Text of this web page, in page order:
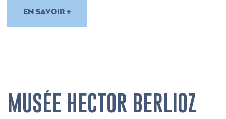
EN SAVOIR +
MUSÉE HECTOR BERLIOZ